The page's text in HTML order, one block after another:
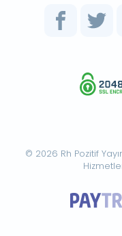
© 2026 Rh Pozitif